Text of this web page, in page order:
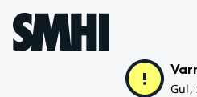
Hoppa till sidans innehåll
Gul,